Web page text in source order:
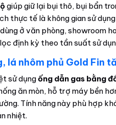
giúp giữ lại bụi thô, bụi bẩn
thực tế là không gian sử
ở văn phòng, showroom
định kỳ theo tần suất sử
lá nhôm phủ Gold Fin
sử dụngống dẫn gas bằng
ăn mòn, hỗ trợ máy bền
Tính năng này phù hợp
nhiệt.